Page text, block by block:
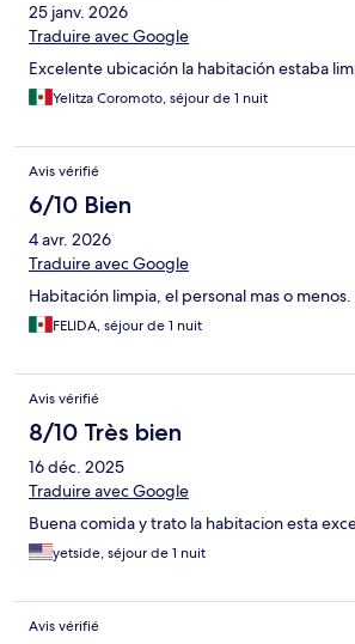
25 janv. 2026
Traduire avec Google
Excelente ubicación la habitación estaba
Yelitza Coromoto, séjour de 1 nuit
Avis vérifié
6/10 Bien
4 avr. 2026
Traduire avec Google
Habitación limpia, el personal mas o
FELIDA, séjour de 1 nuit
Avis vérifié
8/10 Très bien
16 déc. 2025
Traduire avec Google
Buena comida y trato la habitacion esta
yetside, séjour de 1 nuit
Avis vérifié